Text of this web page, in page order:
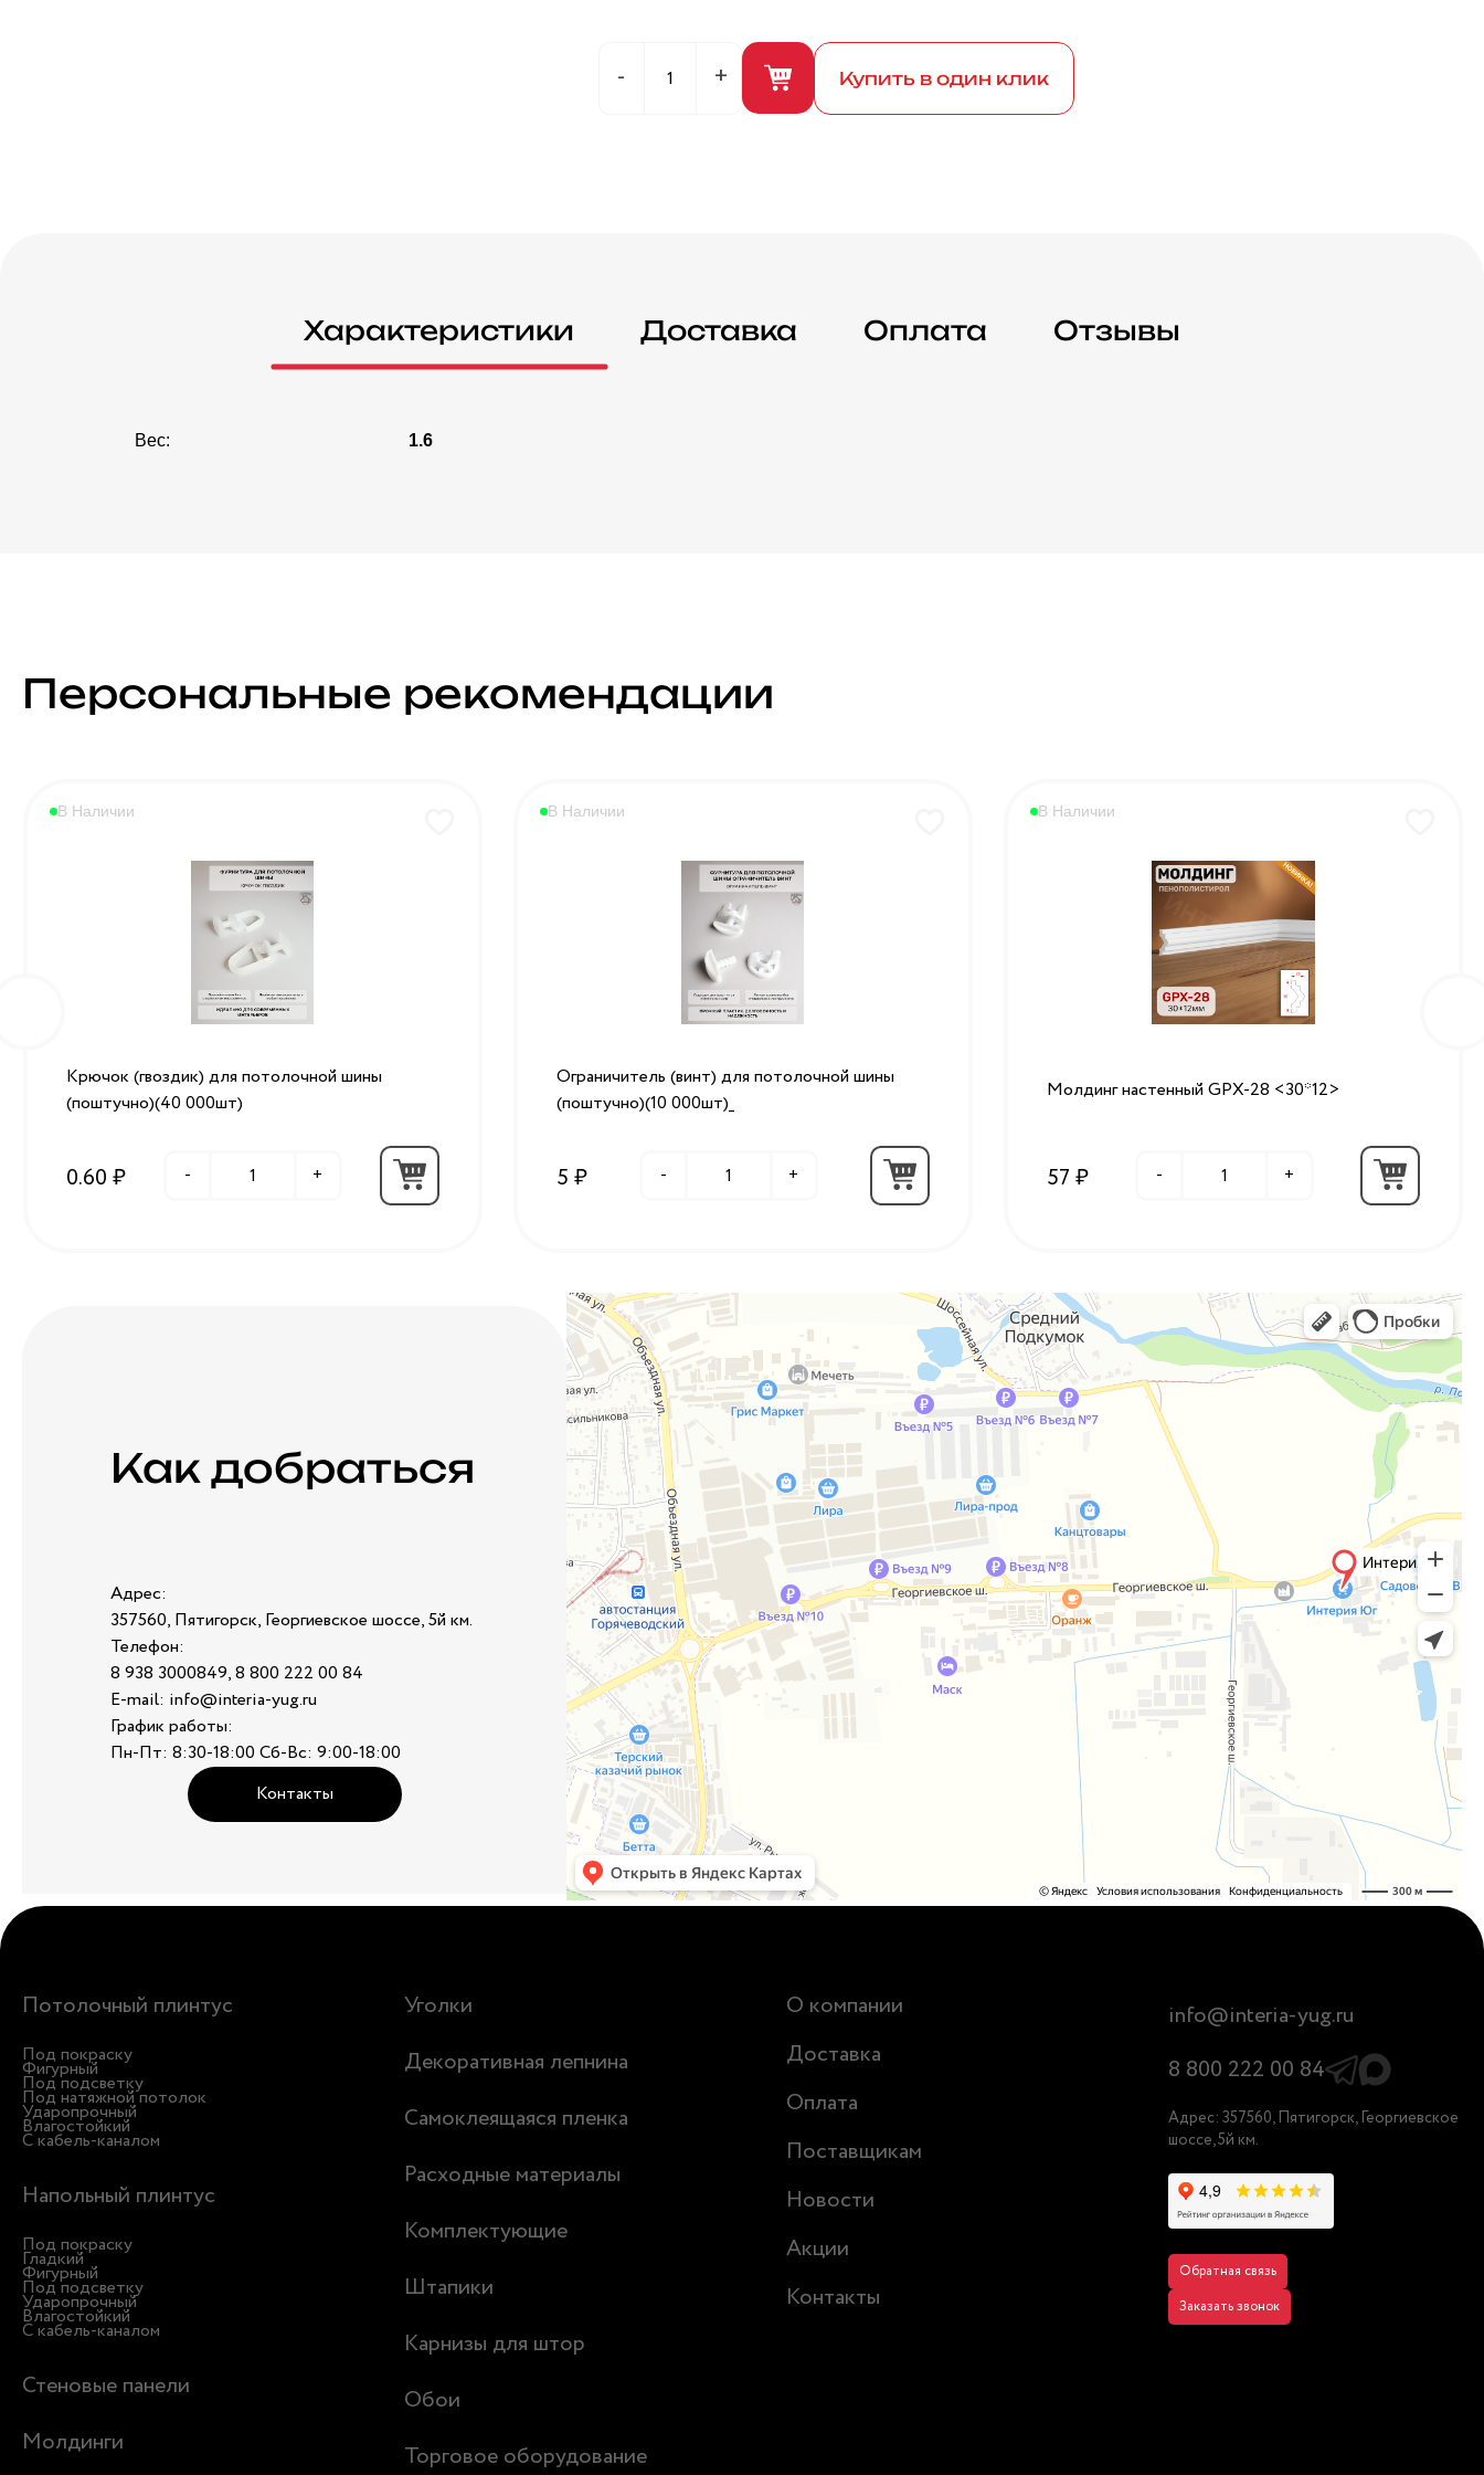
Купить в один клик
Характеристики Доставка Оплата Отзывы
Вес: 1.6
Персональные рекомендации
Крючок (гвоздик) для потолочной шины
(поштучно)(40 000шт)
В Наличии
0.60 ₽ - +
Ограничитель (винт) для потолочной шины
(поштучно)(10 000шт)_
В Наличии
5 ₽ - +
Молдинг настенный GPX-28 <30*12>
В Наличии
57 ₽ - +
Как добраться
Адрес:
357560, Пятигорск, Георгиевское шоссе, 5й км.
Телефон:
8 938 3000849, 8 800 222 00 84
E-mail: info@interia-yug.ru
График работы:
Пн-Пт: 8:30-18:00 Сб-Вс: 9:00-18:00
Контакты
Потолочный плинтус
Под покраску
Фигурный
Под подсветку
Под натяжной потолок
Ударопрочный
Влагостойкий
С кабель-каналом
Напольный плинтус
Под покраску
Гладкий
Фигурный
Под подсветку
Ударопрочный
Влагостойкий
С кабель-каналом
Стеновые панели
Молдинги
Уголки
Декоративная лепнина
Самоклеящаяся пленка
Расходные материалы
Комплектующие
Штапики
Карнизы для штор
Обои
Торговое оборудование
О компании
Доставка
Оплата
Поставщикам
Новости
Акции
Контакты
info@interia-yug.ru
8 800 222 00 84
Адрес: 357560, Пятигорск, Георгиевское
шоссе, 5й км.
Обратная связь
Заказать звонок